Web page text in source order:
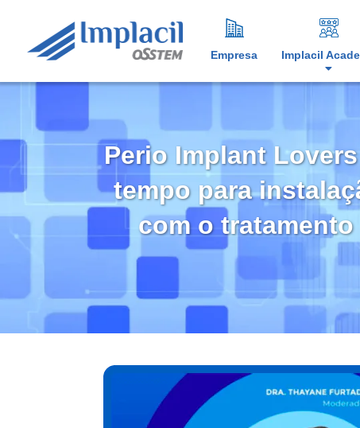
Empresa Implacil
Perio Implant
tempo para
com o